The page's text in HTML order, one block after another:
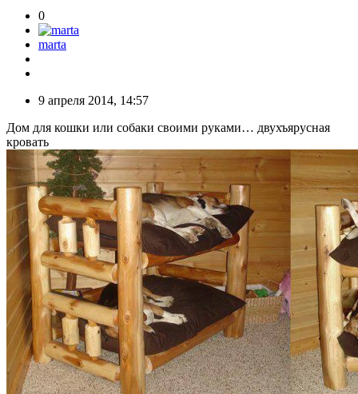
0
marta
9 апреля 2014, 14:57
Дом для кошки или собаки своими руками… двухъярусная
кровать